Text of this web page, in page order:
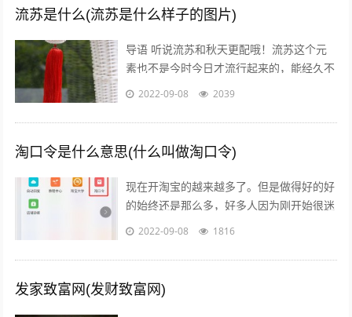
流苏是什么(流苏是什么样子的图片)
导语 听说流苏和秋天更配哦！流苏这个元
素也不是今时今日才流行起来的，能经久不
衰是因为它真的美呆了~踏进9月，秋高气
2022-09-08 2039
淘口令是什么意思(什么叫做淘口令)
现在开淘宝的越来越多了。但是做得好的好
的始终还是那么多，好多人因为刚开始很迷
茫，不知道怎么做，或者做到一半发现没有
2022-09-08 1816
发家致富网(发财致富网)